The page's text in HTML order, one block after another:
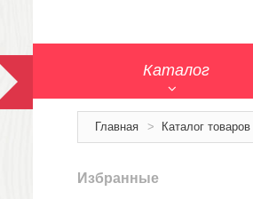
Каталог
Главная > Каталог товаров
Избранные